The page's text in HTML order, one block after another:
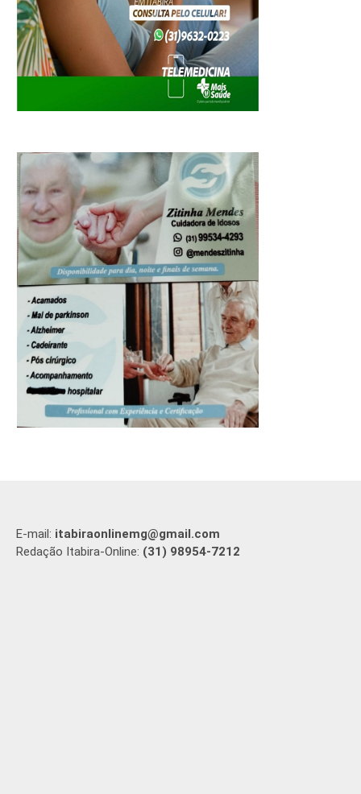
E-mail: itabiraonlinemg@gmail.com
Redação Itabira-Online: (31) 98954-7212